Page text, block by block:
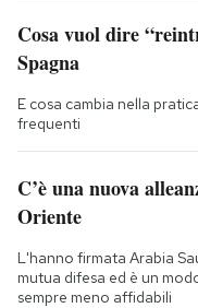
Cosa vuol dire
Spagna
E cosa cambia nella
frequenti
C’è una nuova
Oriente
L'hanno firmata Arabia
mutua difesa ed è un
sempre meno affidabili